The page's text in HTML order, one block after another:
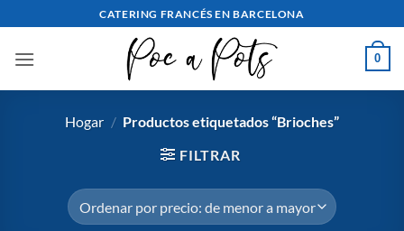
al
contenido
CATERING FRANCÉS EN BARCELONA
0
Hogar / Productos etiquetados “Brioches”
FILTRAR